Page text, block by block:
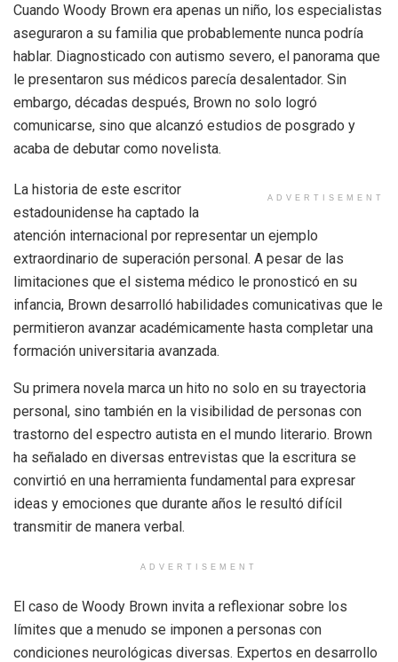
Cuando Woody Brown era apenas un niño, los especialistas
aseguraron a su familia que probablemente nunca podría
hablar. Diagnosticado con autismo severo, el panorama que
le presentaron sus médicos parecía desalentador. Sin
embargo, décadas después, Brown no solo logró
comunicarse, sino que alcanzó estudios de posgrado y
acaba de debutar como novelista.
ADVERTISEMENT
La historia de este escritor
estadounidense ha captado la
atención internacional por representar un ejemplo
extraordinario de superación personal. A pesar de las
limitaciones que el sistema médico le pronosticó en su
infancia, Brown desarrolló habilidades comunicativas que le
permitieron avanzar académicamente hasta completar una
formación universitaria avanzada.
Su primera novela marca un hito no solo en su trayectoria
personal, sino también en la visibilidad de personas con
trastorno del espectro autista en el mundo literario. Brown
ha señalado en diversas entrevistas que la escritura se
convirtió en una herramienta fundamental para expresar
ideas y emociones que durante años le resultó difícil
transmitir de manera verbal.
ADVERTISEMENT
El caso de Woody Brown invita a reflexionar sobre los
límites que a menudo se imponen a personas con
condiciones neurológicas diversas. Expertos en desarrollo